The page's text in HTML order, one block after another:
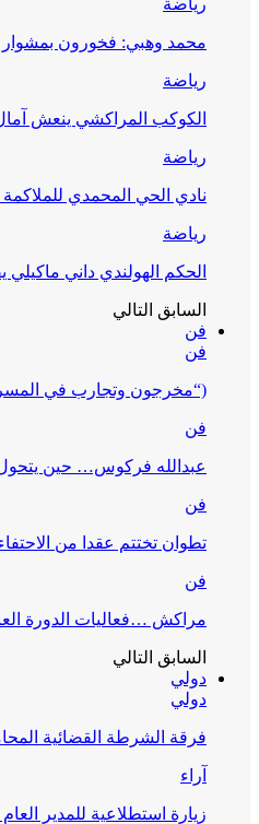
رياضة
محمد وهبي: فخورون بمشوار
رياضة
الكوكب المراكشي ينعش
رياضة
نادي الحي المحمدي
رياضة
الحكم الهولندي داني ماكيلي
السابق التالي
فن
فن
(“مخرجون وتجارب في
فن
عبدالله فركوس… حين يتحول
فن
تطوان تختتم عقدا من
فن
مراكش …فعاليات الدورة
السابق التالي
دولي
دولي
فرقة الشرطة القضائية
آراء
زيارة استطلاعية للمدير